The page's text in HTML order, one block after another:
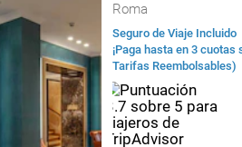
Roma
Seguro de Viaje Incluido
¡Paga hasta en 3
Tarifas Reembolsables)